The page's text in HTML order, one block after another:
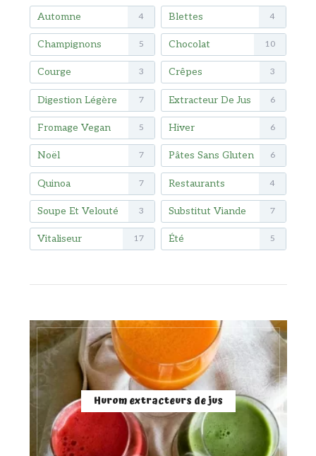
Automne 4 Blettes 4
Champignons 5 Chocolat 10
Courge 3 Crêpes 3
Digestion Légère 7 Extracteur De Jus 6
Fromage Vegan 5 Hiver 6
Noël 7 Pâtes Sans Gluten 6
Quinoa 7 Restaurants 4
Soupe Et Velouté 3 Substitut Viande 7
Vitaliseur 17 Été 5
Hurom extracteurs de jus